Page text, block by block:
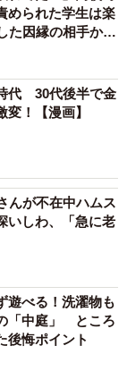
ある強い友情を
案をして励ます
言葉」「ギャ
賛同の声が多く
ウクさんに話
に遊びたい
たのでしょう
そのことを親友
が的確なアド
いや！」と気
られた学生は楽
因縁の相手から
代 30代後半で金
！【漫画】
んが不在中ハムス
しわ、「急に老
遊べる！洗濯物も
「中庭」 ところ
後悔ポイント